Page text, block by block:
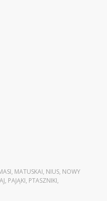
, MATUSKAI, NIUS, NOWY
, PAJĄKI, PTASZNIKI,